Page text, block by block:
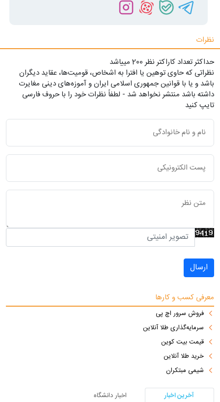
نظرات
حداکثر تعداد کاراکتر نظر 200 ميياشد
نظراتی که حاوی توهین یا افترا به اشخاص، قومیت‌ها، عقاید دیگران
باشد و یا با قوانین جمهوری اسلامی ایران و آموزه‌های دینی مغایرت
داشته باشد منتشر نخواهد شد - لطفاً نظرات خود را با حروف فارسی
تایپ کنید
ارسال
معرفی کسب و کارها
فروش سرور اچ پی
سرمایه‌گذاری طلا آنلاین
قیمت بیت کوین
خرید طلا آنلاین
شیمی مبتکران
آخرین اخبار
اخبار دانشگاه